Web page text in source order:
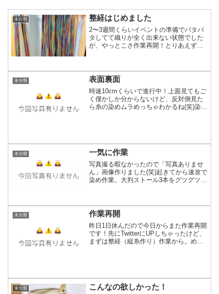
未分類 整経はじめました
2〜3週間くらいイベントの準備でバタバ
タしてて織りが全く出来ない状態でした
が、やっとこさ作業再開！とりあえず部
した「花火の火花が（略...
未分類 表面裏面
時速10cmくらいで進行中！上面見てもご
く僅かしか分からないけど、反対側見た
ら糸の染めムラめっちゃわかるね(笑)染め
未分類 一気に作業
写真撮る暇なかったので「写真ありませ
ん」画像作りました(笑)起きてから速攻で
染め作業。大判ストール3本をグツグツ(*
っておい...
未分類 作業再開
昨日1日休んだので今日からまた作業再開
です！先にTwitterにUPしちゃったけど、
まずは整経（縦糸作り）作業から。めち
未分類 こんなの欲しかった！